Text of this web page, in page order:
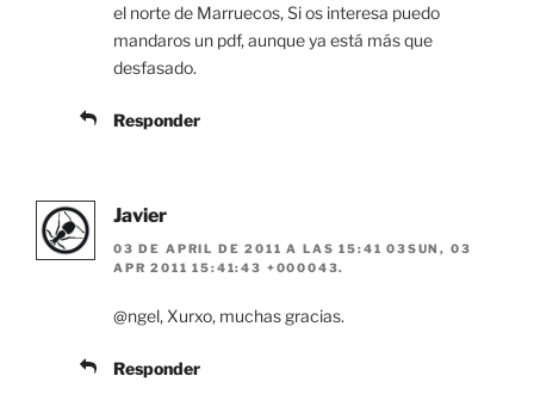
el norte de Marruecos, Si os interesa puedo
mandaros un pdf, aunque ya está más que
desfasado.
Responder
Javier
03 DE APRIL DE 2011 A LAS 15:41 03SUN, 03
APR 2011 15:41:43 +000043.
@ngel, Xurxo, muchas gracias.
Responder